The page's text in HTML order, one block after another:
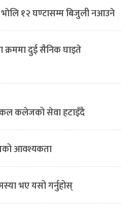
भाेलि १२ घण्टासम्म बिजुली नआउने
दुई सैनिक घाइते
कलेजको सेवा हटाइँदै
आवश्यकता
भए यसो गर्नुहोस्